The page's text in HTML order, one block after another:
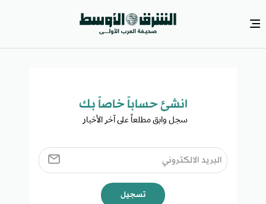
انشئ حساباً خاصاً بك​
سجل وابق مطلعاً على آخر الأخبار ​
تسجيل